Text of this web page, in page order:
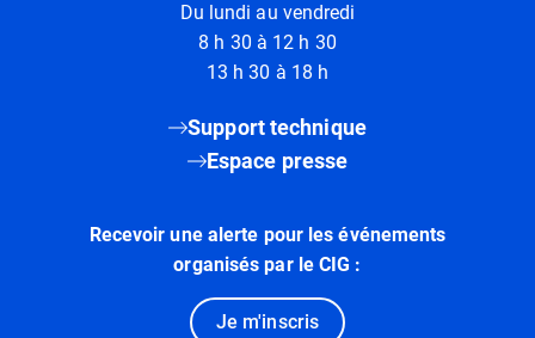
Du lundi au vendredi
8 h 30 à 12 h 30
13 h 30 à 18 h
Support technique
Espace presse
Recevoir une alerte pour les événements
organisés par le CIG :
Je m'inscris